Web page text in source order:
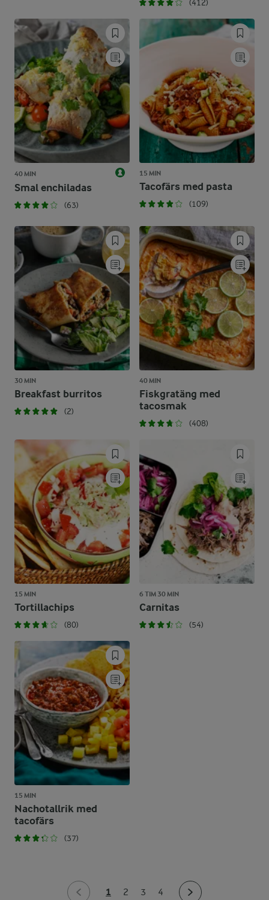
(412)
40 MIN
Smal enchiladas
(63)
15 MIN
Tacofärs med pasta
(109)
30 MIN
Breakfast burritos
(2)
40 MIN
Fiskgratäng med
tacosmak
(408)
15 MIN
Tortillachips
(80)
6 TIM 30 MIN
Carnitas
(54)
15 MIN
Nachotallrik med
tacofärs
(37)
1 2 3 4